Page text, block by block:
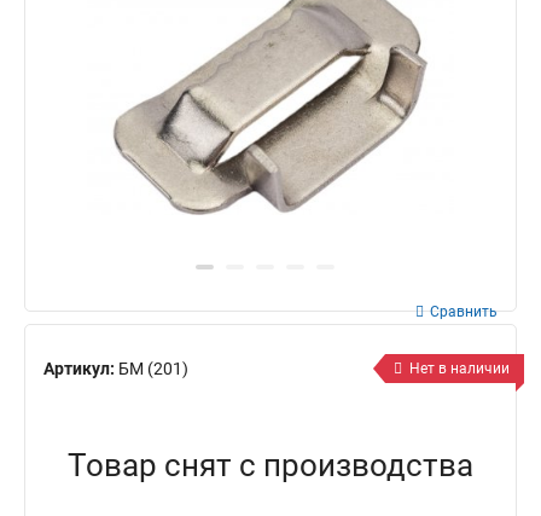
Артикул: БМ (201)
Сравнить
Нет в наличии
Товар снят с производства